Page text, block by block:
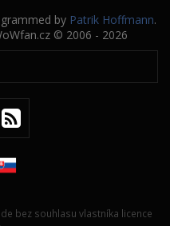
by Patrik Hoffmann.
© 2006 - 2026
bez souhlasu vlastníka licence